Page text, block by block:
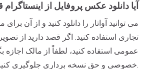
آیا دانلود عکس پروفایل از
می توانید آواتار را دانلود کنید و از آن
تجاری استفاده کنید. اگر قصد دارید از
عمومی استفاده کنید، لطفاً از مالک اجازه
خصوصی و حق نسخه برداری جلوگیری کنید.